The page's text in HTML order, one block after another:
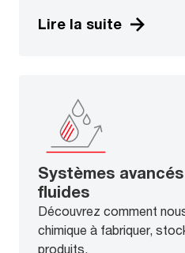
Lire la suite
Systèmes
fluides
Découvrez comment
chimique à fabriquer,
produits.